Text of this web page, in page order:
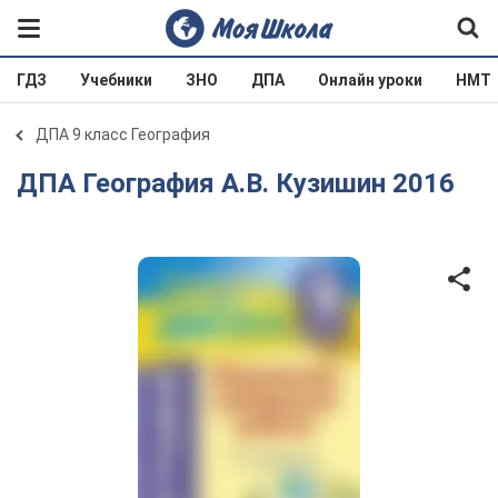
ГДЗ Учебники ЗНО ДПА Онлайн уроки НМТ
ДПА 9 класс География
ДПА География А.В. Кузишин 2016